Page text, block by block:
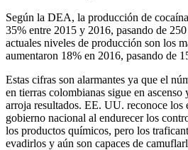
Según la DEA, la producción de
35% entre 2015 y 2016, pasando de
actuales niveles de producción son los
aumentaron 18% en 2016, pasando de
Estas cifras son alarmantes ya que el
en tierras colombianas sigue en
arroja resultados. EE. UU. reconoce los
gobierno nacional al endurecer los
los productos químicos, pero los
evadirlos y aún son capaces de